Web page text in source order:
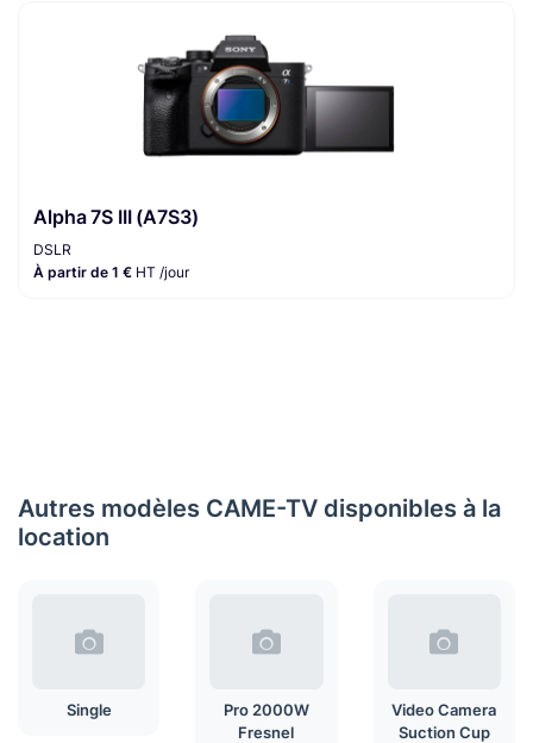
Alpha 7S III (A7S3)
DSLR
À partir de 1 € HT /jour
Autres modèles CAME-TV disponibles à la
location
Single
Pro 2000W
Fresnel
Video Camera
Suction Cup